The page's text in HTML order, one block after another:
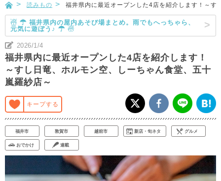
読みもの 福井県内に最近オープンした4店を紹介します！～
☃ ☂ 福井県内の屋内あそび場まとめ。雨でもへっちゃら、
元気に遊ぼう♪ ☂ ☃
2026/1/4
福井県内に最近オープンした4店を紹介します！
～すし日竜、ホルモン空、しーちゃん食堂、五十
嵐羅紗店～
キープする
福井市 敦賀市 越前市 新店・旬ネタ グルメ
おでかけ 連載